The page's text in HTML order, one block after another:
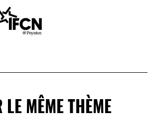
LE MÊME THÈME